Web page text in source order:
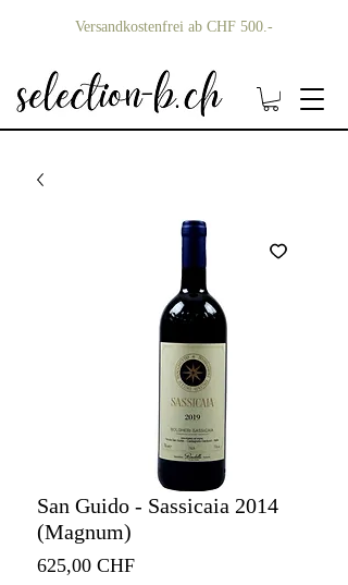
Versandkostenfrei ab CHF 500.-
San Guido - Sassicaia 2014
(Magnum)
625,00 CHFPreis